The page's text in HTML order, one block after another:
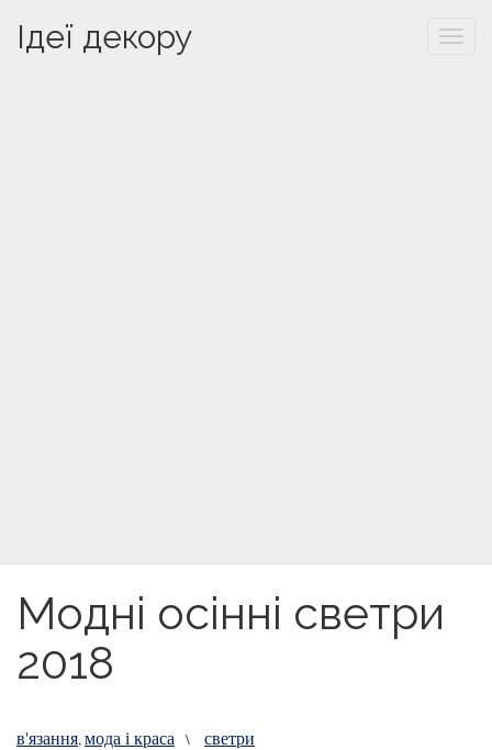
Ідеї декору
Модні осінні светри
2018
в'язання,мода і краса \ светри